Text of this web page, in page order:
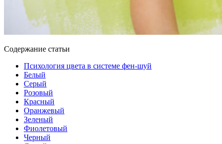
Содержание статьи
Психология цвета в системе фен-шуй
Белый
Серый
Розовый
Красный
Оранжевый
Зеленый
Фиолетовый
Черный